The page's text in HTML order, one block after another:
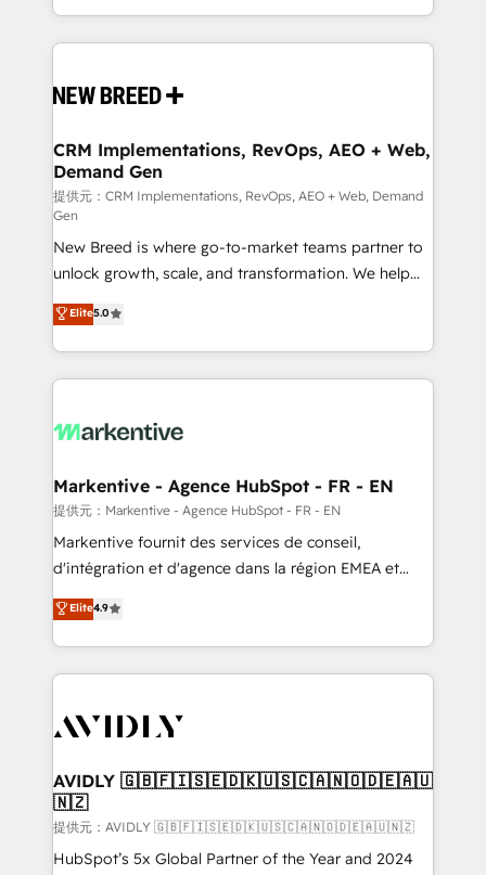
Breeze・Claude等をHubSpotと連携させ、役割定義・
革を、構想から実装・定着までPMOとして主導。「設
の統合・浸透・変革管理を実行します。 ▸ CMS戦略設
計・構築：リード獲得・CVR・SEOを前提にした情報設
計・導線設計・テンプレート設計をContent Hubで一体
提供。 ▸ 既存CRM・MAからの移行支援：Salesforce・
Marketo・Pardot等からの移行、カスタム設計、履歴
データ移行と活用設計まで。 ▸ AEO対応：ChatGPT・
ンツとサイト構造を最適化。 🏆 なぜ100incを選ぶの
か？ ✓ HubSpot Eliteパートナー認定 ✓ HubSpotアワ
ード受賞・HUGリーダー ✓ ISO27001:2022 /
HubSpot大百科 出版 CRM・AI活用に関するご相談、現
せください。
Software) and Point Success Media (Paid Media),
making this the official home for all three brands. 🔄
and system integrations powered by Globalia’s
trainers to drive platform adoption. 📈 Revenue
Generation - Full-funnel marketing and high-
performance advertising via Point Success Media. -
Expert deployment of Breeze AI and custom agents
to automate growth. 🏆 Elite Excellence - 8 platform
accreditations and deep HIPAA-compliance
expertise. - A team of 250+ experts dedicated to
your resilient growth.
CRM Implementations, RevOps, AEO + Web,
Demand Gen
提供元：CRM Implementations, RevOps, AEO + Web, Demand
Gen
New Breed is where go-to-market teams partner to
unlock growth, scale, and transformation. We help
companies activate HubSpot’s AI-powered
customer platform and operationalize HubSpot’s
Loop Marketing framework through expert-led
services, smart agents, and purpose-built apps,
results, fast. ⚙️CRM & RevOps: Align all Hubs to your
🎯Demand Gen & ABM: Drive pipeline with inbound,
ABM, AEO, SEO, & paid media. 👩‍💻Web Design:
Build high-performing websites with UX, messaging,
& conversion strategy that drive results. 🤖AI
AI, & maximize AEO with tailored AI services. 🧩
Integrations: Extend HubSpot with custom
Elite5.0
Markentive - Agence HubSpot - FR - EN
提供元：Markentive - Agence HubSpot - FR - EN
Markentive fournit des services de conseil,
d'intégration et d'agence dans la région EMEA et
North America. Avec plus de 115 experts en
marketing automation, Growth, Revops, CRM et
webdesign. Markentive is both a consulting firm, a
digital agency and an integrator. With over 115
CRM and webdesign (We focus on EMEA - USA
Elite4.9
AVIDLY 🇬🇧🇫🇮🇸🇪🇩🇰🇺🇸🇨🇦🇳🇴🇩🇪🇦🇺
🇳🇿
提供元：AVIDLY 🇬🇧🇫🇮🇸🇪🇩🇰🇺🇸🇨🇦🇳🇴🇩🇪🇦🇺🇳🇿
HubSpot’s 5x Global Partner of the Year and 2024